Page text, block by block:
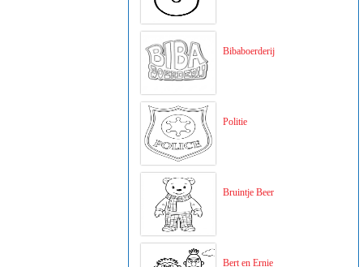
Bibaboerderij
Politie
Bruintje Beer
Bert en Ernie